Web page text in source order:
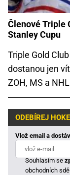
Členové Triple
Stanley Cupu
Triple Gold
dostanou jen
ZOH, MS a
ODEBÍREJ
Vlož email a
Souhlasím se
obchodních